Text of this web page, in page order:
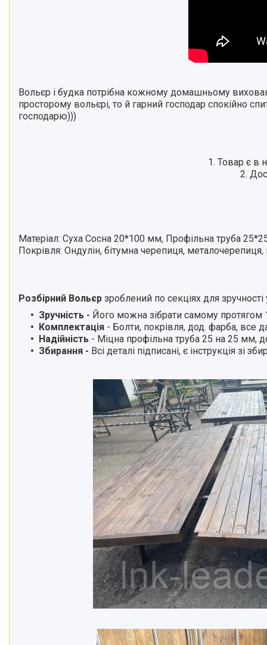
Вольєр і будка потрібна кожному домашньому
просторому вольєрі, то й гарний господар спокійно
господарю)))
1. Товар є в
2.
Матеріал: Суха Сосна 20*100 мм, Профільна труба
Покрівля: Ондулін, бітумна черепиця, металочерепиця,
Розбірний Вольєр зроблений по секціях для
Зручність - Його можна зібрати самому протягом
Комплектація - Болти, покрівля, дод. фарба, все
Надійність - Міцна профільна труба 25 на 25 мм,
Збирання - Всі деталі підписані, є інструкція зі